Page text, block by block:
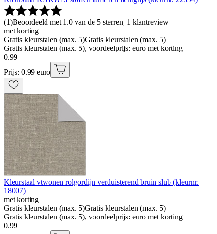
(1)Beoordeeld met 1.0 van de 5 sterren, 1 klantreview
met korting
Gratis kleurstalen (max. 5)Gratis kleurstalen (max. 5)
Gratis kleurstalen (max. 5), voordeelprijs: euro met korting
0.99
Prijs: 0.99 euro
Kleurstaal vtwonen rolgordijn verduisterend bruin slub (kleurnr.
18007)
met korting
Gratis kleurstalen (max. 5)Gratis kleurstalen (max. 5)
Gratis kleurstalen (max. 5), voordeelprijs: euro met korting
0.99